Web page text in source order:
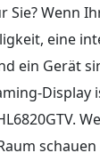
Sie? Wenn
eine
ein Gerät
Display